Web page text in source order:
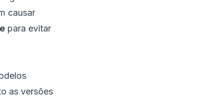
causar
para evitar
as versões